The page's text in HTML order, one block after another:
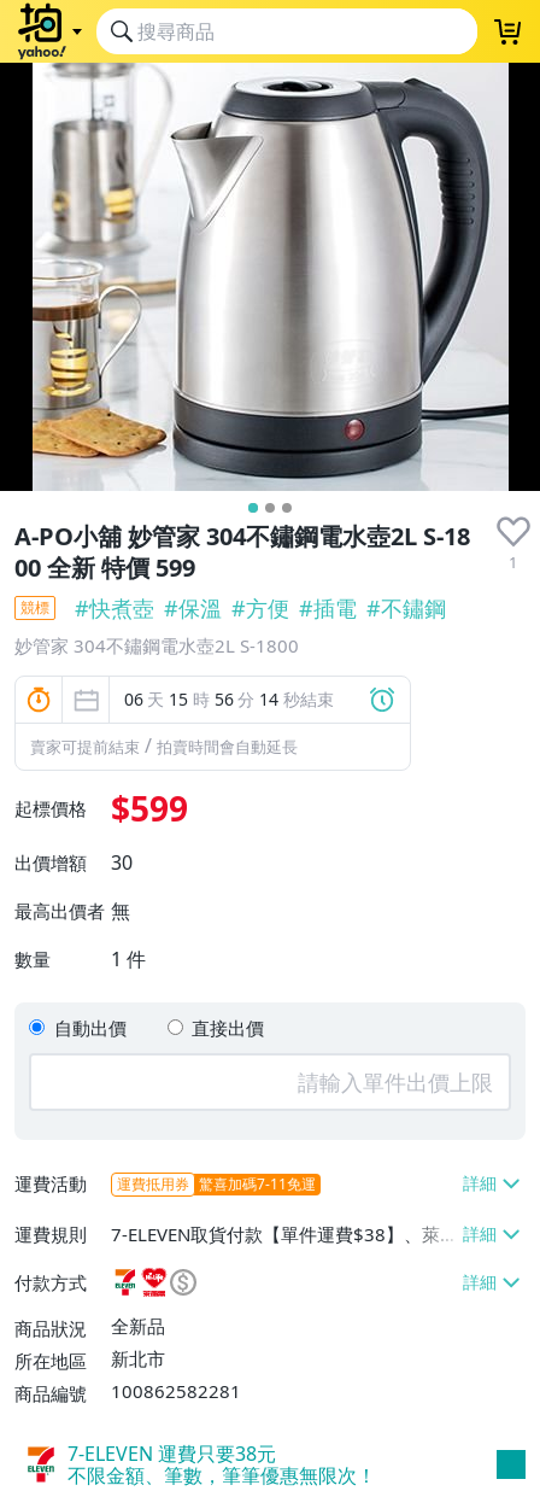
A-PO小舖 妙管家 304不鏽鋼電水壺2L S-18
00 全新 特價 599
1
競標 #快煮壺 #保溫 #方便 #插電 #不鏽鋼
妙管家 304不鏽鋼電水壺2L S-1800
06 天 15 時 56分 13 秒結束
賣家可提前結束 / 拍賣時間會自動延長
起標價格 $599
出價增額 30
最高出價者 無
數量 1 件
自動出價 直接出價
運費活動 運費抵用券 驚喜加碼7-11免運
運費規則
7-ELEVEN取貨付款【單件運費$38】、萊爾
富取貨付款【單件運費$60】、郵局掛號
【單件運費$100】
付款方式
商品狀況
全新品
所在地區
新北市
商品編號
100862582281
7-ELEVEN 運費只要38元
不限金額、筆數，筆筆優惠無限次！